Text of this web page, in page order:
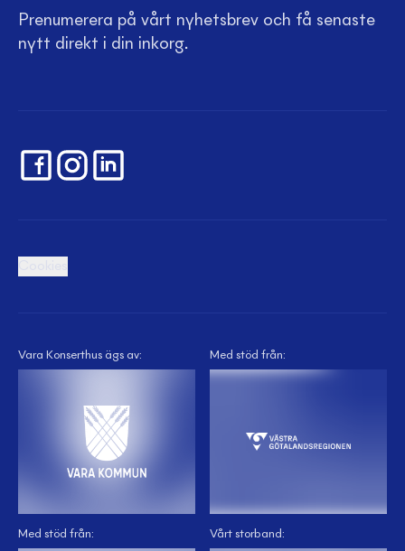
Prenumerera på vårt nyhetsbrev och få senaste
nytt direkt i din inkorg.
Vara Konserthus ägs av: Med stöd från:
Med stöd från: Vårt storband: